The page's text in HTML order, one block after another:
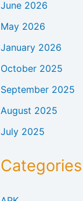
June 2026
May 2026
January 2026
October 2025
September 2025
August 2025
July 2025
Categories